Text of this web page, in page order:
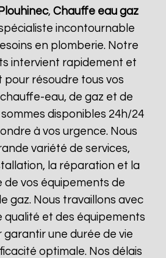
Plouhinec,Chauffe eau gaz
incontournable
en plomberie. Notre
intervient rapidement et
pour résoudre tous vos
eau, de gaz et de
disponibles 24h/24
à vos urgence. Nous
variété de services,
la réparation et la
de vos équipements de
gaz. Nous travaillons avec
qualité et des équipements
une durée de vie
optimale. Nos délais